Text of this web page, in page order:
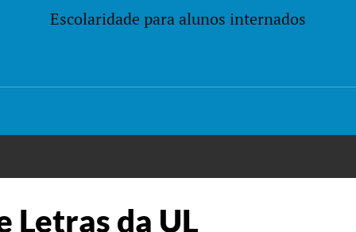
Escolaridade para alunos internados
Letras da UL